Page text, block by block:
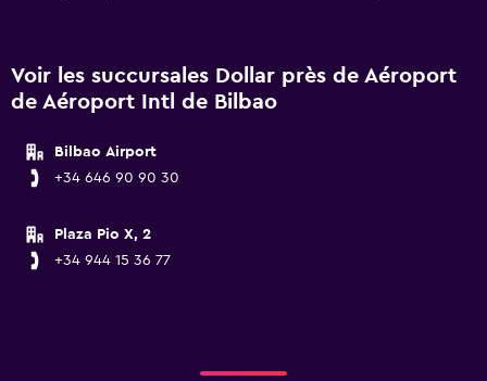
Voir les succursales Dollar près de Aéroport
de Aéroport Intl de Bilbao
Bilbao Airport
+34 646 90 90 30
Plaza Pio X, 2
+34 944 15 36 77